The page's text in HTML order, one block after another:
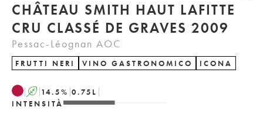
CHÂTEAU SMITH HAUT LAFITTE
CRU CLASSÉ DE GRAVES 2009
Pessac-Léognan AOC
FRUTTI NERI VINO GASTRONOMICO ICONA
A 14.5% 0.75 L
INTENSITÀ